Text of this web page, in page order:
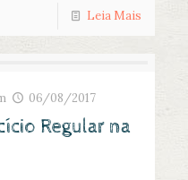
Leia Mais
06/08/2017
Regular na